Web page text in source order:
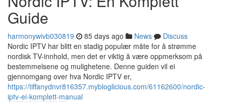
Guide
harmonywivb030819 85 days ago News
Discuss
Nordic IPTV har blitt en stadig populær måte for å strømme
nordisk TV-innhold, men det er viktig å være oppmerksom på
bestemmelsene og mulighetene. Denne guiden vil ei
gjennomgang over hva Nordic IPTV er,
https://tiffanydnvr816357.mybloglicious.com/61162600/nordic-
iptv-ei-komplett-manual